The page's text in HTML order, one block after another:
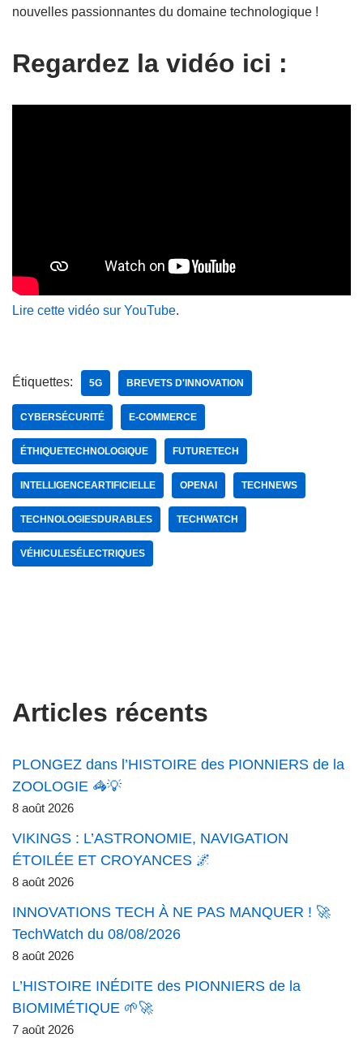
nouvelles passionnantes du domaine technologique !
Regardez la vidéo ici :
Lire cette vidéo sur YouTube.
Étiquettes: 5G BREVETS D'INNOVATION
CYBERSÉCURITÉ E-COMMERCE
ÉTHIQUETECHNOLOGIQUE FUTURETECH
INTELLIGENCEARTIFICIELLE OPENAI TECHNEWS
TECHNOLOGIESDURABLES TECHWATCH
VÉHICULESÉLECTRIQUES
Articles récents
PLONGEZ dans l’HISTOIRE des PIONNIERS de la
ZOOLOGIE 🦓💡
8 août 2026
VIKINGS : L’ASTRONOMIE, NAVIGATION
ÉTOILÉE ET CROYANCES 🌌
8 août 2026
INNOVATIONS TECH À NE PAS MANQUER ! 🚀
TechWatch du 08/08/2026
8 août 2026
L’HISTOIRE INÉDITE des PIONNIERS de la
BIOMIMÉTIQUE 🌱🚀
7 août 2026